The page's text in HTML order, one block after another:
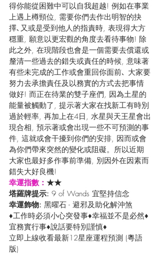
得你能從困難中可以自我超越! 例如在事業
上遇上樽頸位, 需要你們去作出明智的抉
擇､又或是受到他人的指責時, 表現得大方
穩重, 願意以更宏觀的角度去看待事物! 除
此之外, 在現階段也會是一個需要去償還或
釐清一些過去的錯失或責任的時候, 意味著
有些未完成的工作或會重回你面前､ 大家要
努力去承擔責任及以務實的方式去把事情
做好! 而正在待業的雙子座們, 因為土星的
能量被觸動了, 提示著大家在找新工有時別
過於輕率, 再加上在4日, 水星與天王星會出
現合相, 預示著或會出現一些不可預測的事
件, 這就或會干擾到你們的安排, 因而或會
為你們帶來突然的變化或阻礙。所以近期
大家也最好多作事前準備, 別因外在因素而
錯失大好良機!
幸運指數： ★★
塔羅牌提示: 9 of Wands 宜堅持信念
幸運飾物: 黑曜石 - 避邪及助化解沖煞
♦工作時必須小心突發事♦幸福並不是必然♦
宜務實行事♦說話要特別謹慎♦
立即上線收看最新12星座運程預測 (粵語
版)